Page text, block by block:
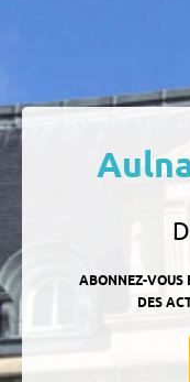
ABONNEZ-VOUS
DES